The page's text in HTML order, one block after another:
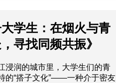
大学生：在烟火与青
寻找同频共振》
浸润的城市里，大学生们的青
的“搭子文化”——一种介于密友